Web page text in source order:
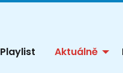
Playlist Aktuálně